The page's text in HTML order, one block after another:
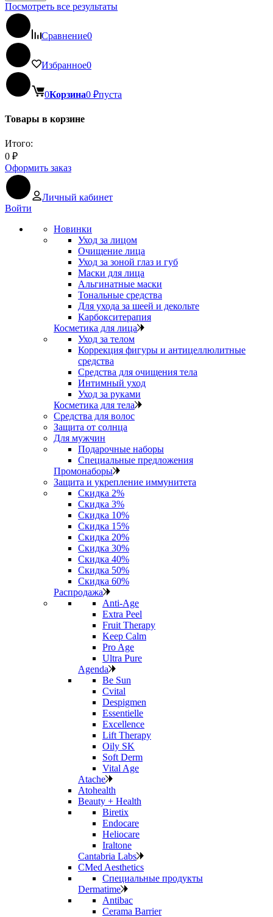
Посмотреть все результаты
Сравнение0
Избранное0
0Корзина0 ₽пуста
Товары в корзине
Итого:
0 ₽
Оформить заказ
Личный кабинет
Войти
Новинки
Уход за лицом
Очищение лица
Уход за зоной глаз и губ
Маски для лица
Альгинатные маски
Тональные средства
Для ухода за шеей и декольте
Карбокситерапия
Косметика для лица
Уход за телом
Коррекция фигуры и антицеллюлитные
средства
Средства для очищения тела
Интимный уход
Уход за руками
Косметика для тела
Средства для волос
Защита от солнца
Для мужчин
Подарочные наборы
Специальные предложения
Промонаборы
Защита и укрепление иммунитета
Скидка 2%
Скидка 3%
Скидка 10%
Скидка 15%
Скидка 20%
Скидка 30%
Скидка 40%
Скидка 50%
Скидка 60%
Распродажа
Anti‑Age
Extra Peel
Fruit Therapy
Keep Calm
Pro Age
Ultra Pure
Agenda
Be Sun
Cvital
Despigmen
Essentielle
Excellence
Lift Therapy
Oily SK
Soft Derm
Vital Age
Atache
Atohealth
Beauty + Health
Biretix
Endocare
Heliocare
Iraltone
Cantabria Labs
CMed Aesthetics
Специальные продукты
Dermatime
Antibac
Cerama Barrier